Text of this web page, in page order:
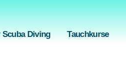
Scuba Diving Tauchkurse
incididunt ut labore eesdt